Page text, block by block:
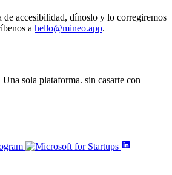
de accesibilidad, dínoslo y lo corregiremos
a hello@mineo.app.
sola plataforma. sin casarte con